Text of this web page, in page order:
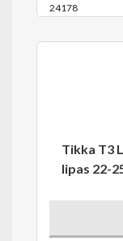
24178
Tikka T3
lipas 22-